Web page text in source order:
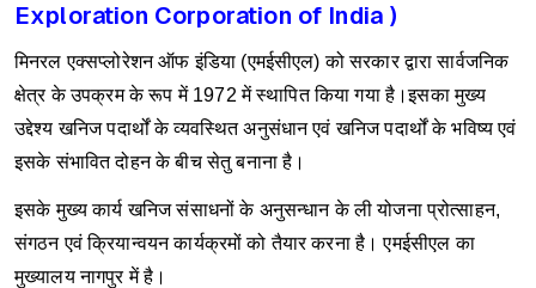
Exploration Corporation of India )
मिनरल एक्सप्लोरेशन ऑफ इंडिया (एमईसीएल) को सरकार द्वारा सार्वजनिक
क्षेत्र के उपक्रम के रूप में 1972 में स्थापित किया गया है।इसका मुख्य
उद्देश्य खनिज पदार्थों के व्यवस्थित अनुसंधान एवं खनिज पदार्थों के भविष्य एवं
इसके संभावित दोहन के बीच सेतु बनाना है।
इसके मुख्य कार्य खनिज संसाधनों के अनुसन्धान के ली योजना प्रोत्साहन,
संगठन एवं क्रियान्वयन कार्यक्रमों को तैयार करना है।एमईसीएल का
मुख्यालय नागपुर में है।